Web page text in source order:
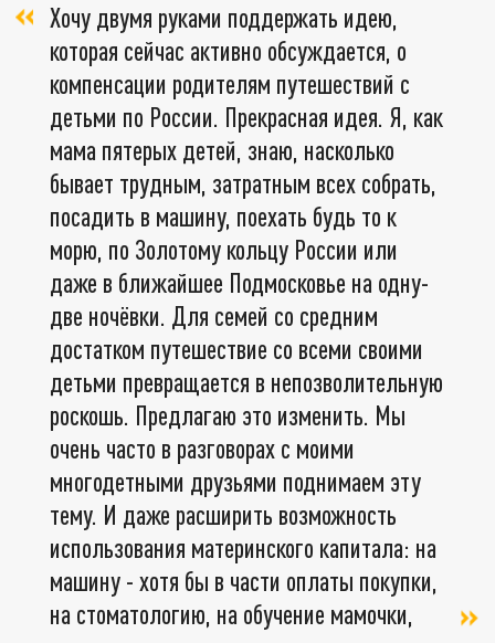
Хочу двумя руками поддержать идею,
которая сейчас активно обсуждается, о
компенсации родителям путешествий с
детьми по России. Прекрасная идея. Я, как
мама пятерых детей, знаю, насколько
бывает трудным, затратным всех собрать,
посадить в машину, поехать будь то к
морю, по Золотому кольцу России или
даже в ближайшее Подмосковье на одну-
две ночёвки. Для семей со средним
достатком путешествие со всеми своими
детьми превращается в непозволительную
роскошь. Предлагаю это изменить. Мы
очень часто в разговорах с моими
многодетными друзьями поднимаем эту
тему. И даже расширить возможность
использования материнского капитала: на
машину - хотя бы в части оплаты покупки,
на стоматологию, на обучение мамочки,